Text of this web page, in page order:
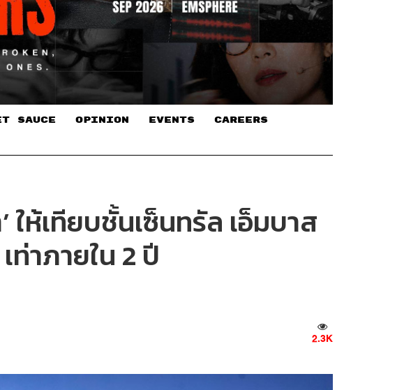
SAUCE​ OPINION EVENTS CAREERS
ให้เทียบชั้นเซ็นทรัล เอ็มบาส
าภายใน 2 ปี
2.3K